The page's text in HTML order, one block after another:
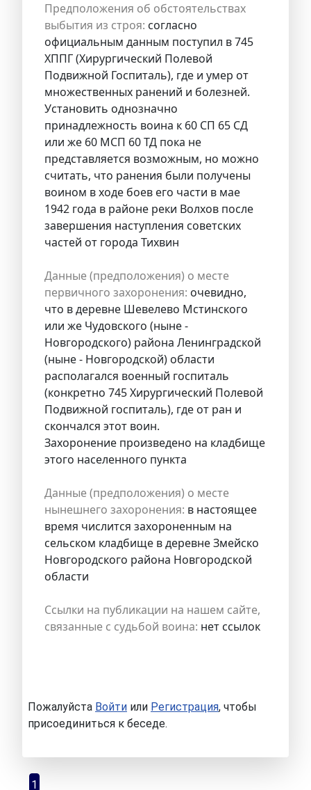
Предположения об обстоятельствах
выбытия из строя: согласно
официальным данным поступил в 745
ХППГ (Хирургический Полевой
Подвижной Госпиталь), где и умер от
множественных ранений и болезней.
Установить однозначно
принадлежность воина к 60 СП 65 СД
или же 60 МСП 60 ТД пока не
представляется возможным, но можно
считать, что ранения были получены
воином в ходе боев его части в мае
1942 года в районе реки Волхов после
завершения наступления советских
частей от города Тихвин
Данные (предположения) о месте
первичного захоронения: очевидно,
что в деревне Шевелево Мстинского
или же Чудовского (ныне -
Новгородского) района Ленинградской
(ныне - Новгородской) области
располагался военный госпиталь
(конкретно 745 Хирургический Полевой
Подвижной госпиталь), где от ран и
скончался этот воин.
Захоронение произведено на кладбище
этого населенного пункта
Данные (предположения) о месте
нынешнего захоронения: в настоящее
время числится захороненным на
сельском кладбище в деревне Змейско
Новгородского района Новгородской
области
Ссылки на публикации на нашем сайте,
связанные с судьбой воина: нет ссылок
Пожалуйста Войти или Регистрация, чтобы
присоединиться к беседе.
1